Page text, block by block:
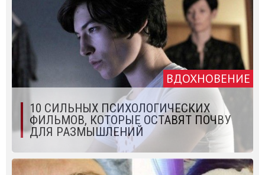
ВДОХНОВЕНИЕ
10 СИЛЬНЫХ ПСИХОЛОГИЧЕСКИХ
ФИЛЬМОВ, КОТОРЫЕ ОСТАВЯТ ПОЧВУ
ДЛЯ РАЗМЫШЛЕНИЙ